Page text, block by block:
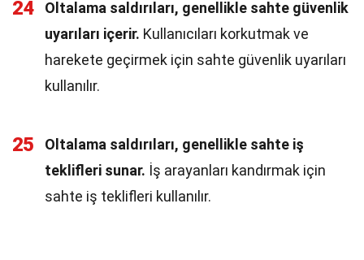
24
Oltalama saldırıları, genellikle sahte güvenlik
uyarıları içerir. Kullanıcıları korkutmak ve
harekete geçirmek için sahte güvenlik uyarıları
kullanılır.
25
Oltalama saldırıları, genellikle sahte iş
teklifleri sunar. İş arayanları kandırmak için
sahte iş teklifleri kullanılır.